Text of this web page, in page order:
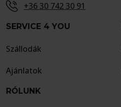
+36 30 742 30 91
SERVICE 4 YOU
Szállodák
Ajánlatok
RÓLUNK